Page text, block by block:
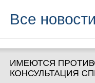
Все новости
ИМЕЮТСЯ
КОНСУЛЬТАЦИЯ